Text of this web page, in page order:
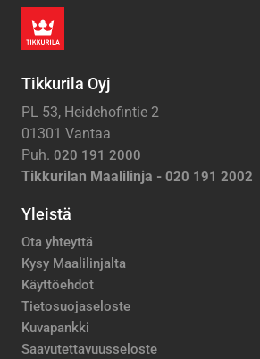
Tikkurila Oyj
PL 53, Heidehofintie 2
01301 Vantaa
Puh. 020 191 2000
Tikkurilan Maalilinja - 020 191 2002
Yleistä
Ota yhteyttä
Kysy Maalilinjalta
Käyttöehdot
Tietosuojaseloste
Kuvapankki
Saavutettavuusseloste